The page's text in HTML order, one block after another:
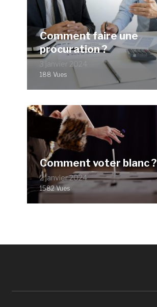
Comment faire une
procuration ?
3 janvier 2024
188 Vues
Comment voter blanc ?
2 janvier 2024
1582 Vues